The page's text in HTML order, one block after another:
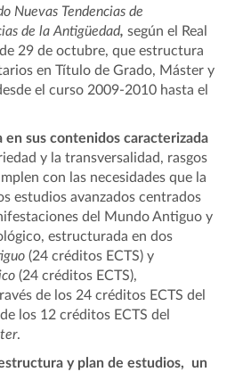
Nuevas Tendencias de
de la Antigüedad, según el Real
29 de octubre, que estructura
en Título de Grado, Máster y
el curso 2009-2010 hasta el
en sus contenidos caracterizada
y la transversalidad, rasgos
con las necesidades que la
estudios avanzados centrados
del Mundo Antiguo y
estructurada en dos
(24 créditos ECTS) y
(24 créditos ECTS),
de los 24 créditos ECTS del
los 12 créditos ECTS del
.
y plan de estudios, un